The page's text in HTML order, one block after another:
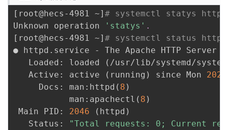
[ root@hecs-4981 ~] # systemctl statys httpd
Unknown operation
'statys' .
[ root@hecs-4981 ~] # systemctl status httpd
● httpd.service - The Apache HTTP Server
   Loaded: loaded
( /usr/lib/systemd/
   Active: active
( running ) since Mon 2023
     Docs: man:httpd
( 8 )
           man:apachectl
( 8 )
Main PID: 2046 ( httpd )
   Status:
"Total requests: 0; Current